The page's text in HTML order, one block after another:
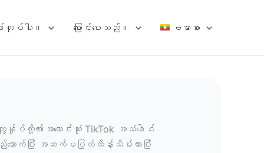
ဒ်လုပ်ပါ။ ပြောင်းပေးသည်။ ဗမာစာ
တို့၏အကောင်းဆုံး TikTok အသံဒေါင်း
ြီး အဆက်မပြတ်ထိန်းသိမ်းထားပြီး